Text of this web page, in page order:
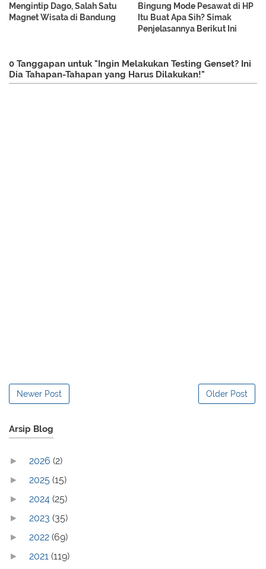
Mengintip Dago, Salah Satu
Magnet Wisata di Bandung
Bingung Mode Pesawat di HP
Itu Buat Apa Sih? Simak
Penjelasannya Berikut Ini
0 Tanggapan untuk "Ingin Melakukan Testing Genset? Ini
Dia Tahapan-Tahapan yang Harus Dilakukan!"
Newer Post Older Post
Arsip Blog
► 2026 (2)
► 2025 (15)
► 2024 (25)
► 2023 (35)
► 2022 (69)
► 2021 (119)